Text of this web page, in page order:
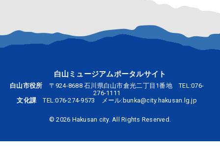
企画展「ポスターで知る呉竹文庫」のお知
お知らせ 2026.05.28 ルーツ交流館
2026.02.08 中川一政記念美術館
2026.3.5-8.23 2026前期テーマ展「中川一政
の薔薇 描く悦び－晩年作を中心に－」
白山ミュージアムポータルサイト
白山市役所 〒924-8688 石川県白山市倉光二丁目1番地 TEL:076-
276-1111
文化課 TEL:076-274-9573 メール: bunka@city.hakusan.lg.jp
©2026 Hakusan city. All Rights Reserved.